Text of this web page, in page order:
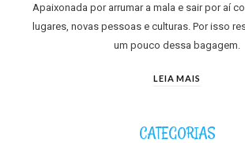
Apaixonada por arrumar a mala e sair por aí
lugares, novas pessoas e culturas. Por isso
um pouco dessa bagagem.
LEIA MAIS
CATEGORIAS